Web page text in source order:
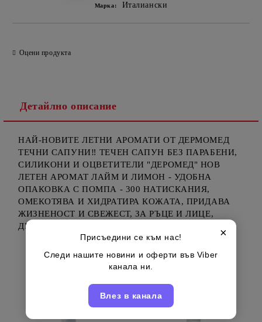
Марка: Италиански
Оцени продукта
Детайлно описание
НАЙ-НОВИТЕ ЛЕТНИ АРОМАТИ ОТ ДЕРМОМЕД
ТЕЧНИ САПУНИ‼️ ТЕЧЕН САПУН БЕЗ ПАРАБЕНИ,
СИЛИКОНИ И ОЦВЕТИТЕЛИ "ДЕРОМЕД" НОВ
ЛЕТЕН АРОМАТ ЛАЙМ И ЛИМОН - УДОБНА
ОПАКОВКА С ПОМПА - 300 НАТИСКАНИЯ,
ОМЕКОТЯВА И ХИДРАТИРА КОЖАТА, ПРИДАВА
ЖИЗНЕНОСТ И СВЕЖЕСТ, ЗА РЪЦЕ И ЛИЦЕ,
ДЕРМАТОЛОГИЧНО ТЕСТВАН, ph 5.5, 1000 МЛ×
Присъедини се към нас!
Следи нашите новини и оферти във Viber
канала ни.
Влез в канала